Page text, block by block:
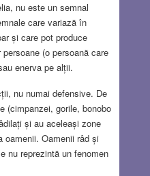
nu este un semnal
care variază în
și care pot produce
(o persoană care
enerva pe alții.
nu numai defensive. De
(cimpanzei, gorile, bonobo
și au aceleași zone
oamenii. Oamenii râd și
nu reprezintă un fenomen